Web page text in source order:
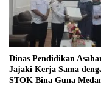
Dinas Pendidikan
Jajaki Kerja Sama
STOK Bina Guna